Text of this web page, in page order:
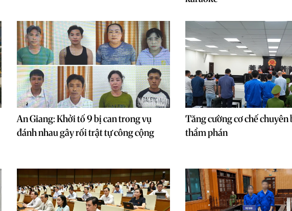
An Giang: Khởi tố 9 bị can trong vụ
đánh nhau gây rối trật tự công cộng
Tăng cường cơ chế chuyên
thẩm phán